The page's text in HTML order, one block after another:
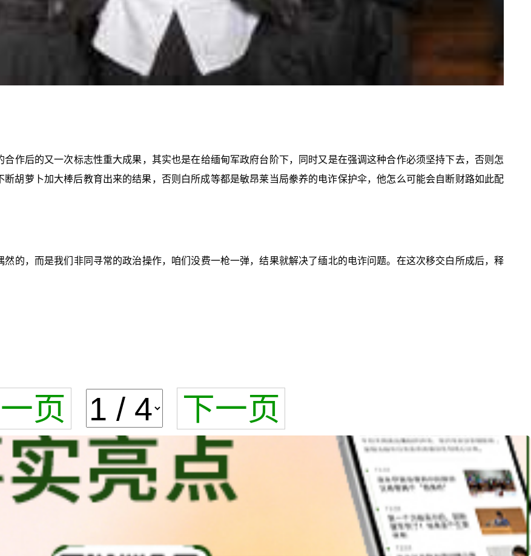
作后的又一次标志性重大成果，其实也是在给缅甸军政府台阶下，同时又是在强调这种合作必须坚持下去，否则怎
断胡萝卜加大棒后教育出来的结果，否则白所成等都是敏昂莱当局豢养的电诈保护伞，他怎么可能会自断财路如此配
的，而是我们非同寻常的政治操作，咱们没费一枪一弹，结果就解决了缅北的电诈问题。在这次移交白所成后，释
一页 下一页